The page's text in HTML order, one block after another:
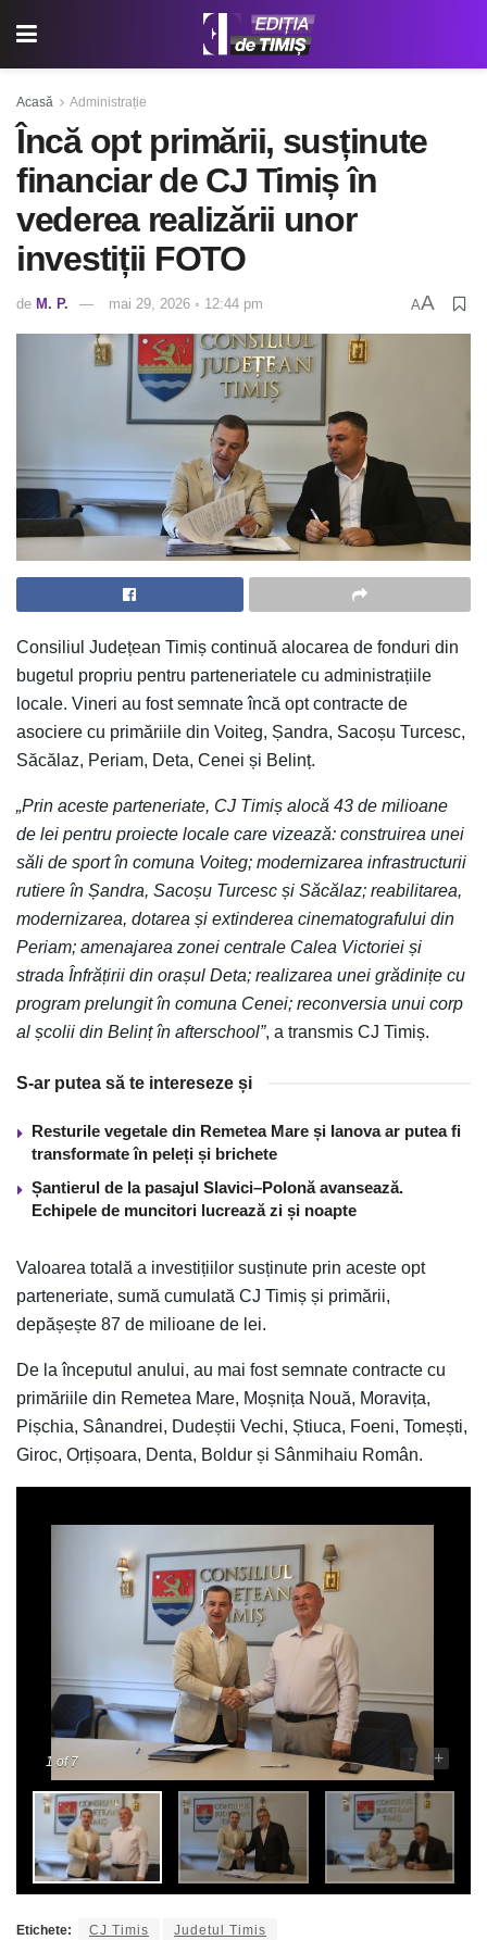
Acasă Administrație
Încă opt primării, susținute
financiar de CJ Timiș în
vederea realizării unor
investiții FOTO
de M. P. mai 29, 2026 ◦ 12:44 pm AA
Consiliul Județean Timiș continuă alocarea de fonduri din
bugetul propriu pentru parteneriatele cu administrațiile
locale. Vineri au fost semnate încă opt contracte de
asociere cu primăriile din Voiteg, Șandra, Sacoșu Turcesc,
Săcălaz, Periam, Deta, Cenei și Belinț.
„Prin aceste parteneriate, CJ Timiș alocă 43 de milioane
de lei pentru proiecte locale care vizează: construirea unei
săli de sport în comuna Voiteg; modernizarea infrastructurii
rutiere în Șandra, Sacoșu Turcesc și Săcălaz; reabilitarea,
modernizarea, dotarea și extinderea cinematografului din
Periam; amenajarea zonei centrale Calea Victoriei și
strada Înfrățirii din orașul Deta; realizarea unei grădinițe cu
program prelungit în comuna Cenei; reconversia unui corp
al școlii din Belinț în afterschool”, a transmis CJ Timiș.
S-ar putea să te intereseze și
Resturile vegetale din Remetea Mare și Ianova ar putea fi
transformate în peleți și brichete
Șantierul de la pasajul Slavici–Polonă avansează.
Echipele de muncitori lucrează zi și noapte
Valoarea totală a investițiilor susținute prin aceste opt
parteneriate, sumă cumulată CJ Timiș și primării,
depășește 87 de milioane de lei.
De la începutul anului, au mai fost semnate contracte cu
primăriile din Remetea Mare, Moșnița Nouă, Moravița,
Pișchia, Sânandrei, Dudeștii Vechi, Știuca, Foeni, Tomești,
Giroc, Orțișoara, Denta, Boldur și Sânmihaiu Român.
1 of 7 - +
Etichete: CJ Timis Judetul Timis